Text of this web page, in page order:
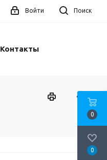
Поиск
Войти
Контакты
0
0